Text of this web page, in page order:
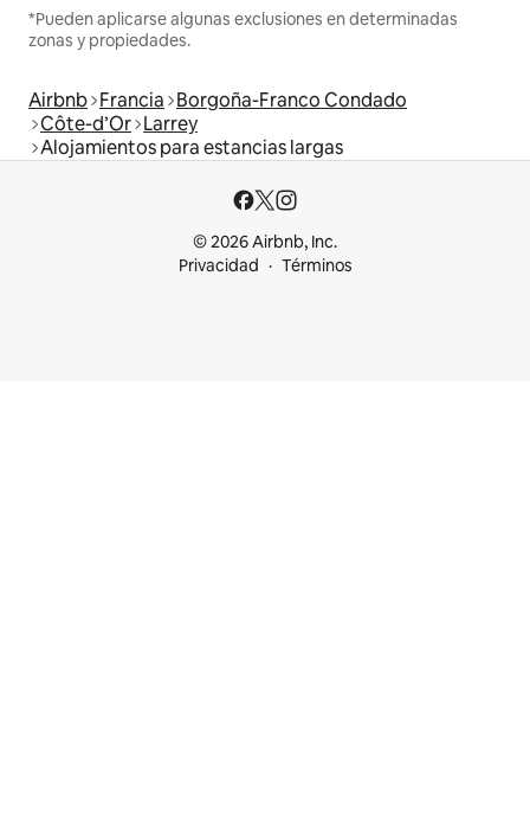
*Pueden aplicarse algunas exclusiones en determinadas
zonas y propiedades.
Airbnb Francia Borgoña-Franco Condado
Côte-d’Or Larrey
Alojamientos para estancias largas
© 2026 Airbnb, Inc.
Privacidad
Términos